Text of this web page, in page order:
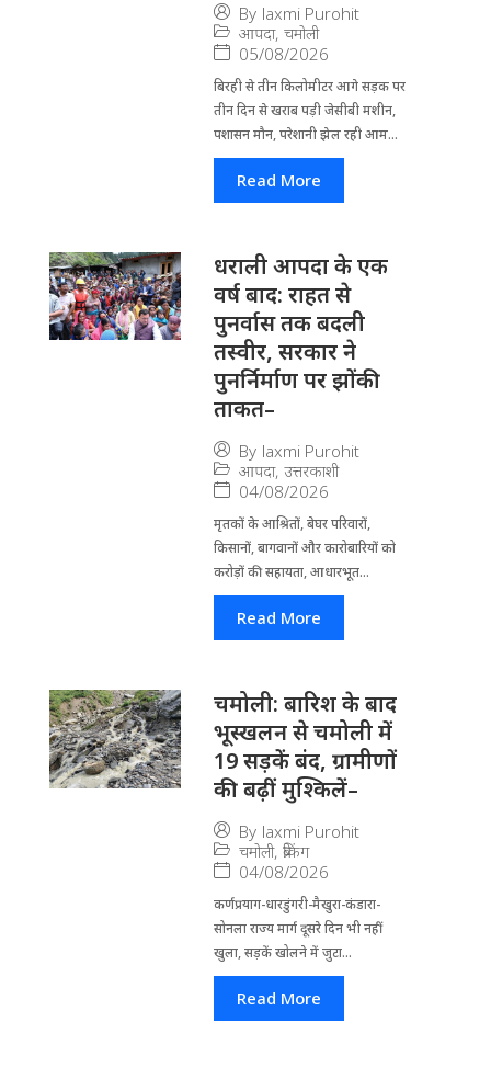
By laxmi Purohit
आपदा, चमोली
05/08/2026
बिरही से तीन किलोमीटर आगे सड़क पर
तीन दिन से खराब पड़ी जेसीबी मशीन,
पशासन मौन, परेशानी झेल रही आम...
Read More
धराली आपदा के एक
वर्ष बाद: राहत से
पुनर्वास तक बदली
तस्वीर, सरकार ने
पुनर्निर्माण पर झोंकी
ताकत–
By laxmi Purohit
आपदा, उत्तरकाशी
04/08/2026
मृतकों के आश्रितों, बेघर परिवारों,
किसानों, बागवानों और कारोबारियों को
करोड़ों की सहायता, आधारभूत...
Read More
चमोली: बारिश के बाद
भूस्खलन से चमोली में
19 सड़कें बंद, ग्रामीणों
की बढ़ीं मुश्किलें–
By laxmi Purohit
चमोली, ब्रेकिंग
04/08/2026
कर्णप्रयाग-धारडुंगरी-मैखुरा-कंडारा-
सोनला राज्य मार्ग दूसरे दिन भी नहीं
खुला, सड़कें खोलने में जुटा...
Read More